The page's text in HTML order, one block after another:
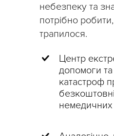
небезпеку та
потрібно
трапилося.
Центр
допомоги
катастроф
безкоштовні
немедичних